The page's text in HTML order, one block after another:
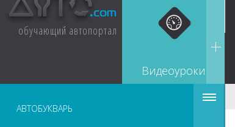
обучающий автопортал
Видеоуроки
АВТОБУКВАРЬ